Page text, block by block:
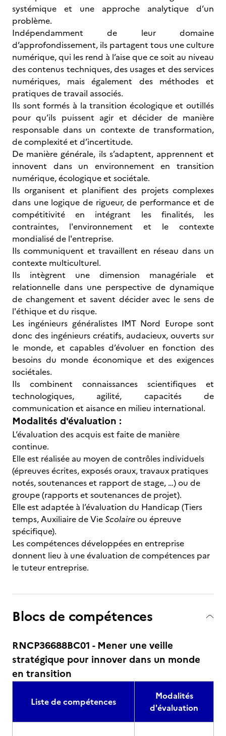
systémique et une approche analytique d’un
problème.
Indépendamment de leur domaine
d’approfondissement, ils partagent tous une culture
numérique, qui les rend à l’aise que ce soit au niveau
des contenus techniques, des usages et des services
numériques, mais également des méthodes et
pratiques de travail associés.
Ils sont formés à la transition écologique et outillés
pour qu’ils puissent agir et décider de manière
responsable dans un contexte de transformation,
de complexité et d’incertitude.
De manière générale, ils s’adaptent, apprennent et
innovent dans un environnement en transition
numérique, écologique et sociétale.
Ils organisent et planifient des projets complexes
dans une logique de rigueur, de performance et de
compétitivité en intégrant les finalités, les
contraintes, l'environnement et le contexte
mondialisé de l'entreprise.
Ils communiquent et travaillent en réseau dans un
contexte multiculturel.
Ils intègrent une dimension managériale et
relationnelle dans une perspective de dynamique
de changement et savent décider avec le sens de
l'éthique et du risque.
Les ingénieurs généralistes IMT Nord Europe sont
donc des ingénieurs créatifs, audacieux, ouverts sur
le monde, et capables d’évoluer en fonction des
besoins du monde économique et des exigences
sociétales.
Ils combinent connaissances scientifiques et
technologiques, agilité, capacités de
communication et aisance en milieu international.
Modalités d'évaluation :
L’évaluation des acquis est faite de manière
continue.
Elle est réalisée au moyen de contrôles individuels
(épreuves écrites, exposés oraux, travaux pratiques
notés, soutenances et rapport de stage, …) ou de
groupe (rapports et soutenances de projet).
Elle est adaptée à l’évaluation du Handicap (Tiers
temps, Auxiliaire de VieScolaireou épreuve
spécifique).
Les compétences développées en entreprise
donnent lieu à une évaluation de compétences par
le tuteur entreprise.
Blocs de compétences
RNCP36688BC01 - Mener une veille
stratégique pour innover dans un monde
en transition
Liste de compétences
Modalités
d'évaluation